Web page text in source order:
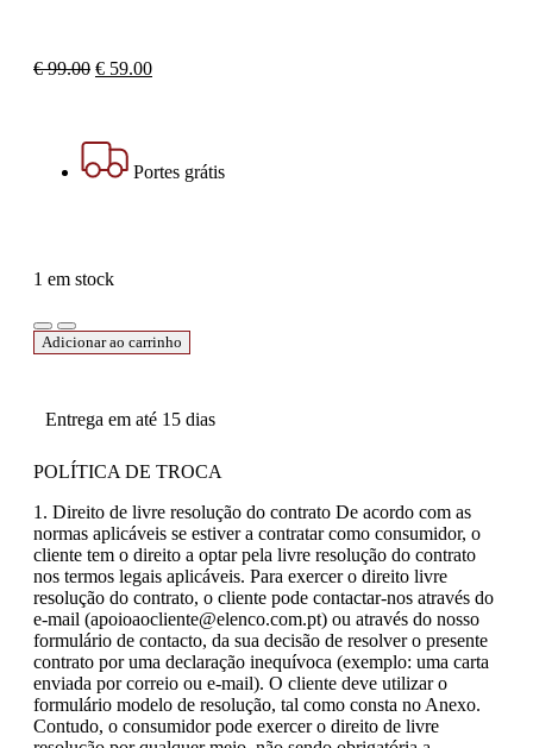
€99.00 € 59.00
Portes grátis
1 em stock
Adicionar ao carrinho
Entrega em até 15 dias
POLÍTICA DE TROCA
1. Direito de livre resolução do contrato De acordo com as
normas aplicáveis se estiver a contratar como consumidor, o
cliente tem o direito a optar pela livre resolução do contrato
nos termos legais aplicáveis. Para exercer o direito livre
resolução do contrato, o cliente pode contactar-nos através do
e-mail (apoioaocliente@elenco.com.pt) ou através do nosso
formulário de contacto, da sua decisão de resolver o presente
contrato por uma declaração inequívoca (exemplo: uma carta
enviada por correio ou e-mail). O cliente deve utilizar o
formulário modelo de resolução, tal como consta no Anexo.
Contudo, o consumidor pode exercer o direito de livre